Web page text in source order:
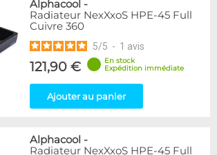
Alphacool -
Radiateur NexXxoS HPE-45 Full
Cuivre 360
5/5 - 1 avis
121,90 €
En stock
Expédition immédiate
Ajouter au panier
Alphacool -
Radiateur NexXxoS HPE-45 Full